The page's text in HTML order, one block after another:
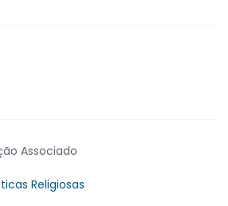
Associado
Religiosas